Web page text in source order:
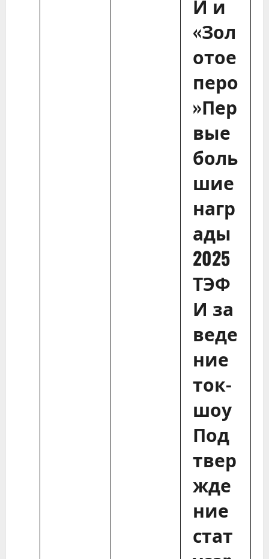
И и
«Зол
отое
перо
»Пер
вые
боль
шие
нагр
ады
2025
ТЭФ
И за
веде
ние
ток-
шоу
Под
твер
жде
ние
стат